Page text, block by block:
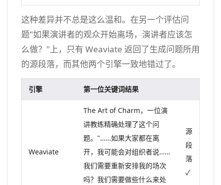
这种差异并不总是这么温和。在另一个评估问
题"如果演讲者的观众开始离场，演讲者应该怎
么做？"上，只有 Weaviate 返回了生成问题所用
的源段落，而其他两个引擎一致地错过了。
引擎 第一位关键词结果
Weaviate
The Art of Charm，一位演
讲教练精确处理了这个问
题。"……如果大家都在离
开，我可能会对组织者说……
我们需要重新安排我的场次
吗？我们需要做些什么来处
源
段
落
✓